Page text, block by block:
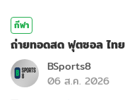
กีฬา
ถ่ายทอดสด ฟุตซอล ไท
BSports8
06 ส.ค. 2026